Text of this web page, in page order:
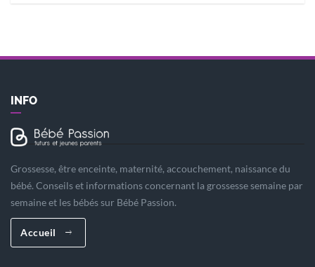
INFO
Grossesse, être enceinte, maternité, accouchement, naissance du
bébé. Conseils et informations concernant la grossesse semaine par
semaine et les bébés sur Bébé Passion.
Accueil